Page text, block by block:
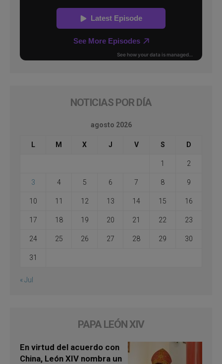
NOTICIAS POR DÍA
agosto 2026
L M X J V S D
1 2
3 4 5 6 7 8 9
10 11 12 13 14 15 16
17 18 19 20 21 22 23
24 25 26 27 28 29 30
31
« Jul
PAPA LEÓN XIV
En virtud del acuerdo con
China, León XIV nombra un